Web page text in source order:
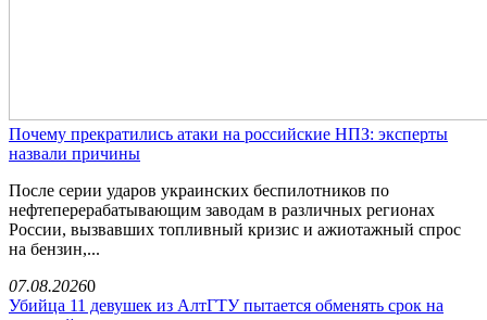
Почему прекратились атаки на российские НПЗ: эксперты
назвали причины
После серии ударов украинских беспилотников по
нефтеперерабатывающим заводам в различных регионах
России, вызвавших топливный кризис и ажиотажный спрос
на бензин,...
07.08.20260
Убийца 11 девушек из АлтГТУ пытается обменять срок на